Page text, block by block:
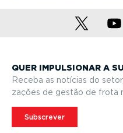
QUER IMPULSIONAR A
Receba as notícias do
zações de gestão de frota
Subscrever